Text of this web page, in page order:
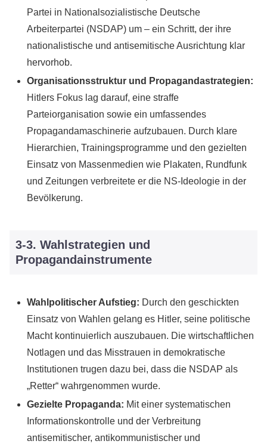
Partei in Nationalsozialistische Deutsche
Arbeiterpartei (NSDAP) um – ein Schritt, der ihre
nationalistische und antisemitische Ausrichtung klar
hervorhob.
Organisationsstruktur und Propagandastrategien:
Hitlers Fokus lag darauf, eine straffe
Parteiorganisation sowie ein umfassendes
Propagandamaschinerie aufzubauen. Durch klare
Hierarchien, Trainingsprogramme und den gezielten
Einsatz von Massenmedien wie Plakaten, Rundfunk
und Zeitungen verbreitete er die NS-Ideologie in der
Bevölkerung.
3-3. Wahlstrategien und
Propagandainstrumente
Wahlpolitischer Aufstieg: Durch den geschickten
Einsatz von Wahlen gelang es Hitler, seine politische
Macht kontinuierlich auszubauen. Die wirtschaftlichen
Notlagen und das Misstrauen in demokratische
Institutionen trugen dazu bei, dass die NSDAP als
„Retter“ wahrgenommen wurde.
Gezielte Propaganda: Mit einer systematischen
Informationskontrolle und der Verbreitung
antisemitischer, antikommunistischer und